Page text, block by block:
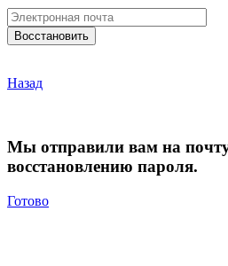
Назад
Мы отправили вам на
восстановлению пароля.
Готово